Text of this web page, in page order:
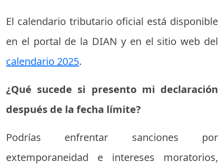
El calendario tributario oficial está disponible
en el portal de la DIAN y en el sitioweb del
calendario 2025.
¿Qué sucede si presento mi declaración
después de la fecha límite?
Podrías enfrentar sanciones por
extemporaneidad e intereses moratorios,